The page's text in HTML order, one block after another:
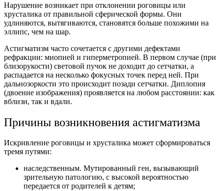
Нарушение возникает при отклонении роговицы или
хрусталика от правильной сферической формы. Они
удлиняются, вытягиваются, становятся больше похожими на
эллипс, чем на шар.
Астигматизм часто сочетается с другими дефектами
рефракции: миопией и гиперметропией. В первом случае (при
близорукости) световой пучок не доходит до сетчатки, а
распадается на несколько фокусных точек перед ней. При
дальнозоркости это происходит позади сетчатки. Диплопия
(двоение изображения) проявляется на любом расстоянии: как
вблизи, так и вдали.
Причины возникновения астигматизма
Искривление роговицы и хрусталика может сформироваться
тремя путями:
наследственным. Мутированный ген, вызывающий
зрительную патологию, с высокой вероятностью
передается от родителей к детям;